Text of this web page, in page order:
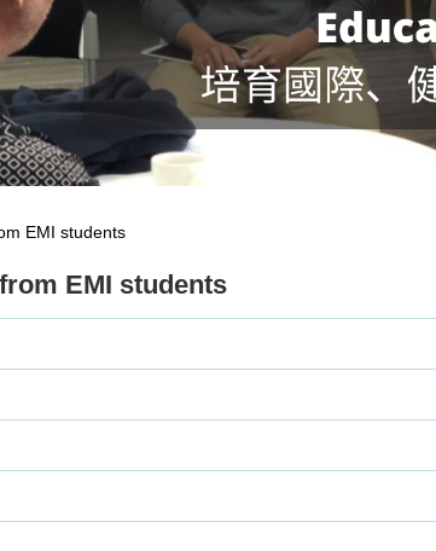
EMI students
EMI students